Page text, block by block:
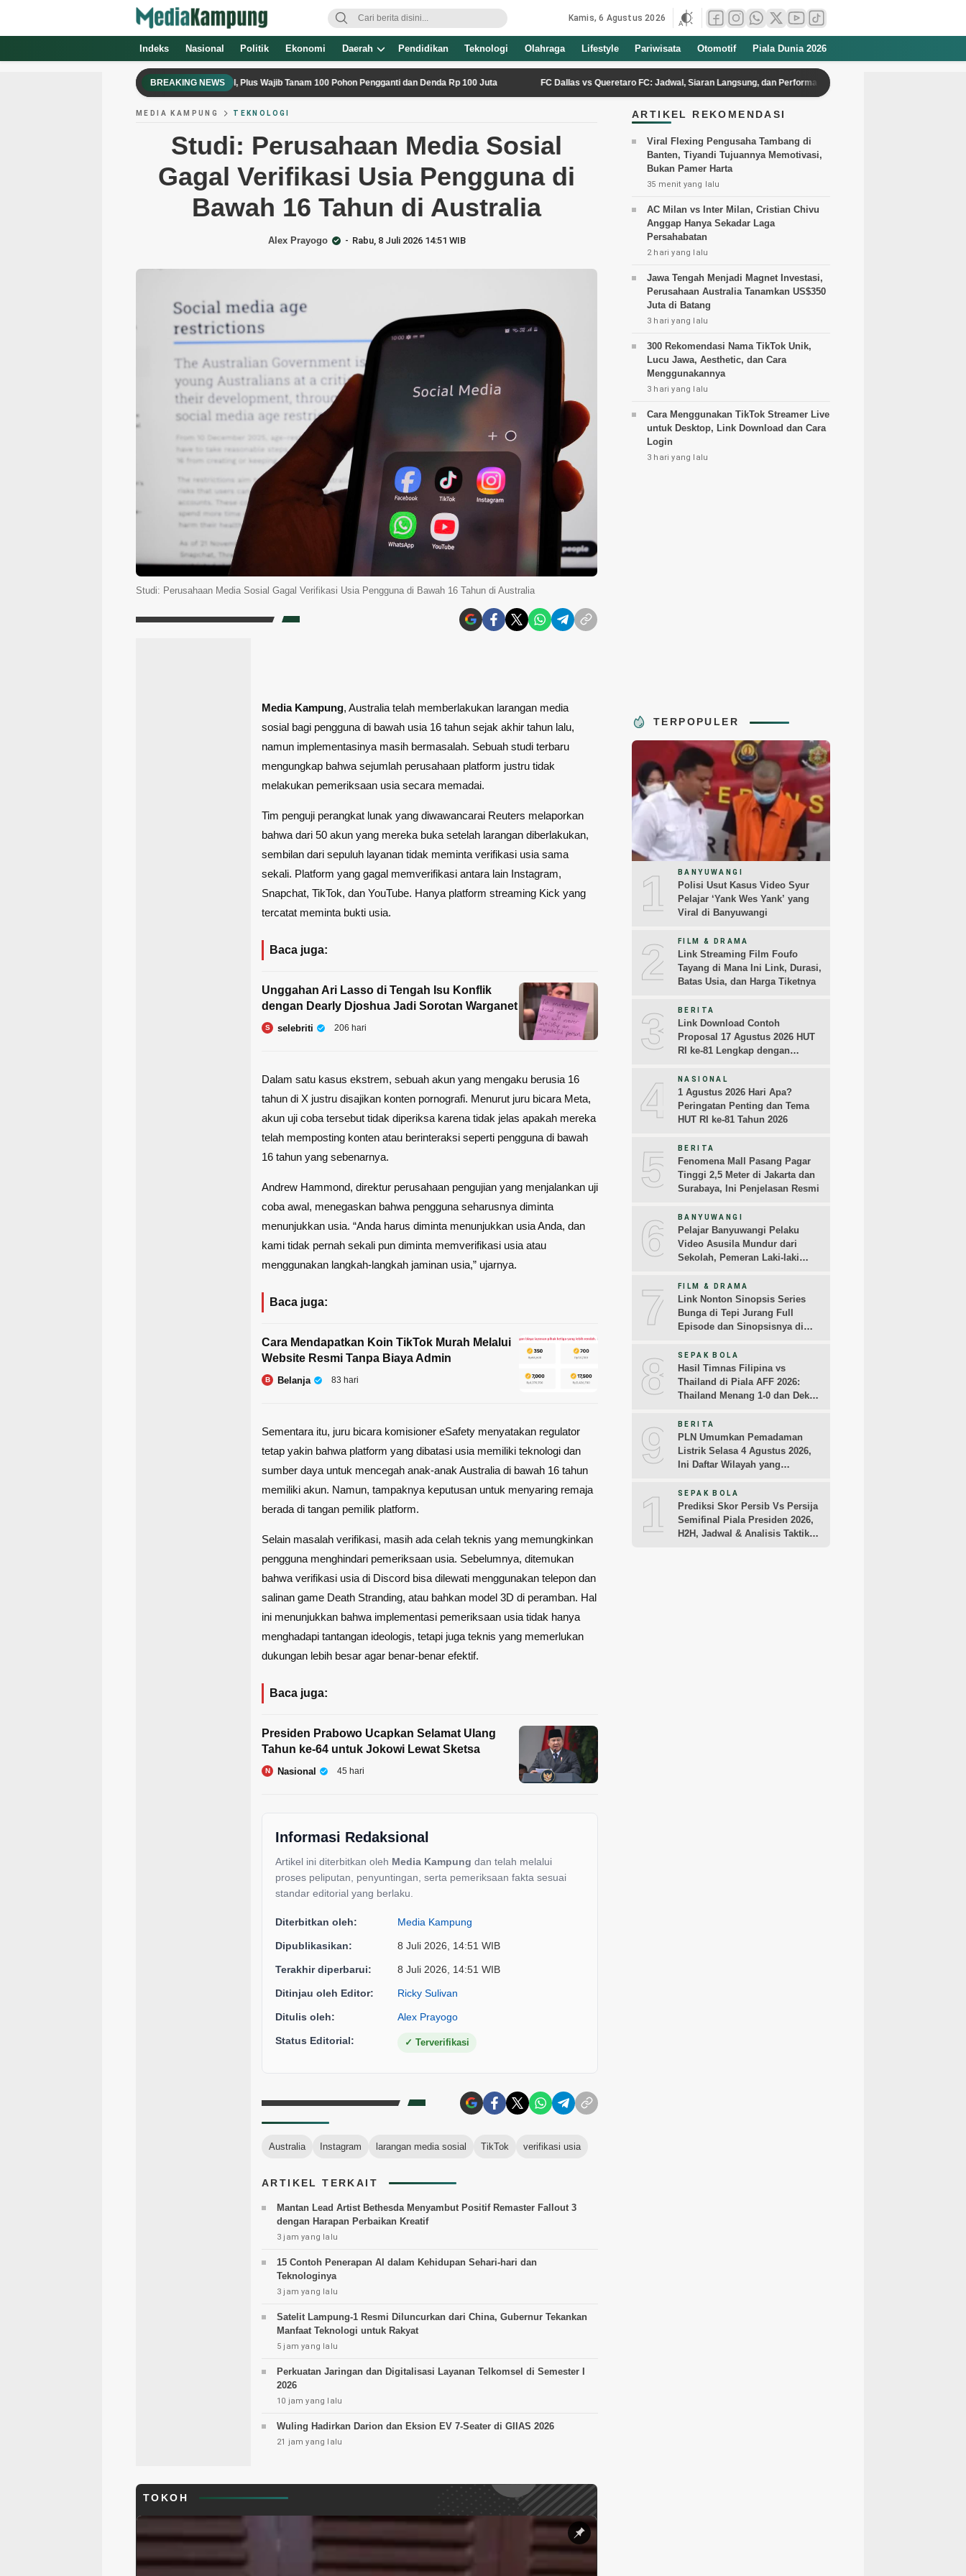
Kamis, 6 Agustus 2026
Indeks Nasional Politik Ekonomi Daerah Pendidikan Teknologi Olahraga Lifestyle Pariwisata Otomotif Piala Dunia 2026
BREAKING NEWS
Videotron Padel Six Nine Bandung Disegel, Plus Wajib Tanam 100 Pohon Pengganti dan Denda Rp 100 Juta FC Dallas vs Queretaro FC: Jadwal, Siaran Langsung, dan Performa di Leagues Cup 2026
MEDIA KAMPUNG TEKNOLOGI
Studi: Perusahaan Media Sosial
Gagal Verifikasi Usia Pengguna di
Bawah 16 Tahun di Australia
Alex Prayogo Rabu, 8 Juli 2026 14:51 WIB
Studi: Perusahaan Media Sosial Gagal Verifikasi Usia Pengguna di Bawah 16 Tahun di Australia
Media Kampung, Australia telah memberlakukan larangan media
sosial bagi pengguna di bawah usia 16 tahun sejak akhir tahun lalu,
namun implementasinya masih bermasalah. Sebuah studi terbaru
mengungkap bahwa sejumlah perusahaan platform justru tidak
melakukan pemeriksaan usia secara memadai.
Tim penguji perangkat lunak yang diwawancarai Reuters melaporkan
bahwa dari 50 akun yang mereka buka setelah larangan diberlakukan,
sembilan dari sepuluh layanan tidak meminta verifikasi usia sama
sekali. Platform yang gagal memverifikasi antara lain Instagram,
Snapchat, TikTok, dan YouTube. Hanya platform streaming Kick yang
tercatat meminta bukti usia.
Baca juga:
Unggahan Ari Lasso di Tengah Isu Konflik
dengan Dearly Djoshua Jadi Sorotan Warganet
S selebriti 206 hari
Dalam satu kasus ekstrem, sebuah akun yang mengaku berusia 16
tahun di X justru disajikan konten pornografi. Menurut juru bicara Meta,
akun uji coba tersebut tidak diperiksa karena tidak jelas apakah mereka
telah memposting konten atau berinteraksi seperti pengguna di bawah
16 tahun yang sebenarnya.
Andrew Hammond, direktur perusahaan pengujian yang menjalankan uji
coba awal, menegaskan bahwa pengguna seharusnya diminta
menunjukkan usia. “Anda harus diminta menunjukkan usia Anda, dan
kami tidak pernah sekali pun diminta memverifikasi usia atau
menggunakan langkah-langkah jaminan usia,” ujarnya.
Baca juga:
Cara Mendapatkan Koin TikTok Murah Melalui
Website Resmi Tanpa Biaya Admin
B Belanja 83 hari
Sementara itu, juru bicara komisioner eSafety menyatakan regulator
tetap yakin bahwa platform yang dibatasi usia memiliki teknologi dan
sumber daya untuk mencegah anak-anak Australia di bawah 16 tahun
memiliki akun. Namun, tampaknya keputusan untuk menyaring remaja
berada di tangan pemilik platform.
Selain masalah verifikasi, masih ada celah teknis yang memungkinkan
pengguna menghindari pemeriksaan usia. Sebelumnya, ditemukan
bahwa verifikasi usia di Discord bisa dilewati menggunakan telepon dan
salinan game Death Stranding, atau bahkan model 3D di peramban. Hal
ini menunjukkan bahwa implementasi pemeriksaan usia tidak hanya
menghadapi tantangan ideologis, tetapi juga teknis yang memerlukan
dukungan lebih besar agar benar-benar efektif.
Baca juga:
Presiden Prabowo Ucapkan Selamat Ulang
Tahun ke-64 untuk Jokowi Lewat Sketsa
N Nasional 45 hari
Informasi Redaksional
Artikel ini diterbitkan oleh Media Kampung dan telah melalui
proses peliputan, penyuntingan, serta pemeriksaan fakta sesuai
standar editorial yang berlaku.
Diterbitkan oleh: Media Kampung
Dipublikasikan: 8 Juli 2026, 14:51 WIB
Terakhir diperbarui: 8 Juli 2026, 14:51 WIB
Ditinjau oleh Editor: Ricky Sulivan
Ditulis oleh: Alex Prayogo
Status Editorial: ✓ Terverifikasi
Australia Instagram larangan media sosial TikTok verifikasi usia
ARTIKEL TERKAIT
Mantan Lead Artist Bethesda Menyambut Positif Remaster Fallout 3
dengan Harapan Perbaikan Kreatif
3 jam yang lalu
15 Contoh Penerapan AI dalam Kehidupan Sehari-hari dan
Teknologinya
3 jam yang lalu
Satelit Lampung-1 Resmi Diluncurkan dari China, Gubernur Tekankan
Manfaat Teknologi untuk Rakyat
5 jam yang lalu
Perkuatan Jaringan dan Digitalisasi Layanan Telkomsel di Semester I
2026
10 jam yang lalu
Wuling Hadirkan Darion dan Eksion EV 7-Seater di GIIAS 2026
21 jam yang lalu
TOKOH
ARTIKEL REKOMENDASI
Viral Flexing Pengusaha Tambang di
Banten, Tiyandi Tujuannya Memotivasi,
Bukan Pamer Harta
35 menit yang lalu
AC Milan vs Inter Milan, Cristian Chivu
Anggap Hanya Sekadar Laga
Persahabatan
2 hari yang lalu
Jawa Tengah Menjadi Magnet Investasi,
Perusahaan Australia Tanamkan US$350
Juta di Batang
3 hari yang lalu
300 Rekomendasi Nama TikTok Unik,
Lucu Jawa, Aesthetic, dan Cara
Menggunakannya
3 hari yang lalu
Cara Menggunakan TikTok Streamer Live
untuk Desktop, Link Download dan Cara
Login
3 hari yang lalu
TERPOPULER
1 BANYUWANGI
Polisi Usut Kasus Video Syur
Pelajar ‘Yank Wes Yank’ yang
Viral di Banyuwangi
2 FILM & DRAMA
Link Streaming Film Foufo
Tayang di Mana Ini Link, Durasi,
Batas Usia, dan Harga Tiketnya
3 BERITA
Link Download Contoh
Proposal 17 Agustus 2026 HUT
RI ke-81 Lengkap dengan
4 NASIONAL
1 Agustus 2026 Hari Apa?
Peringatan Penting dan Tema
HUT RI ke-81 Tahun 2026
5 BERITA
Fenomena Mall Pasang Pagar
Tinggi 2,5 Meter di Jakarta dan
Surabaya, Ini Penjelasan Resmi
6 BANYUWANGI
Pelajar Banyuwangi Pelaku
Video Asusila Mundur dari
Sekolah, Pemeran Laki-laki
7 FILM & DRAMA
Link Nonton Sinopsis Series
Bunga di Tepi Jurang Full
Episode dan Sinopsisnya di
8 SEPAK BOLA
Hasil Timnas Filipina vs
Thailand di Piala AFF 2026:
Thailand Menang 1-0 dan Dekati
9 BERITA
PLN Umumkan Pemadaman
Listrik Selasa 4 Agustus 2026,
Ini Daftar Wilayah yang
10SEPAK BOLA
Prediksi Skor Persib Vs Persija
Semifinal Piala Presiden 2026,
H2H, Jadwal & Analisis Taktik